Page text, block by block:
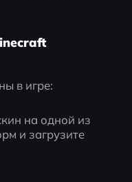
в игре:
на одной из
и загрузите